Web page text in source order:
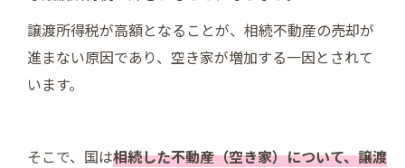
譲渡所得税が高額となることが、相続不動産の売却が
進まない原因であり、空き家が増加する一因とされて
います。
そこで、国は相続した不動産（空き家）について、譲渡